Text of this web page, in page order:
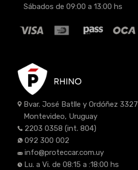
Sábados de 09:00 a 13:00 hs
Bvar. José Batlle y Ordóñez 3327
Montevideo, Uruguay
2203 0358 (int. 804)
092 300 002
info@proteccar.com.uy
Lu. a Vi. de 08:15 a :18:00 hs